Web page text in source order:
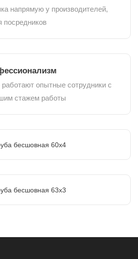
напрямую у производителей,
посредников
опытные сотрудники с
стажем работы
бесшовная 60х4
бесшовная 63х3